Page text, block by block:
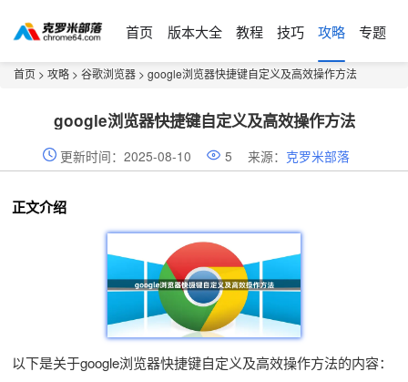
首页 版本大全 教程 技巧 攻略 专题
首页 > 攻略 > 谷歌浏览器 > google浏览器快捷键自定义及高效操作方法
google浏览器快捷键自定义及高效操作方法
更新时间：2025-08-10 5 来源： 克罗米部落
正文介绍
以下是关于google浏览器快捷键自定义及高效操作方法的内容：